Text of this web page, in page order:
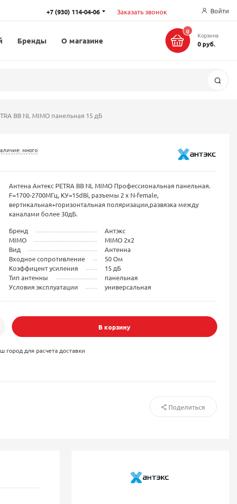
+7 (930) 114-04-06 Заказать звонок Войти
Бренды О магазине
0 Корзина
0 руб.
BB NL MIMO панельная 15 дБ
много
Антена Антекс PETRA BB NL MIMO Профессиональная панельная.
F=1700-2700МГц, КУ=15dBi, разъемы 2 х N-female,
вертикальная+горизонтальная поляризации,развязка между
каналами более 30дБ.
Бренд
Антэкс
MIMO
MIMO 2x2
Вид
Антенна
Входное сопротивление
50 Ом
Коэффицент усиления
15 дБ
Тип антенны
панельная
Условия эксплуатации
универсальная
В корзину
город для расчета доставки
Поделиться